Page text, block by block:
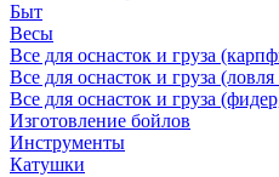
Быт
Весы
Все для оснасток и груза
Все для оснасток и груза
Все для оснасток и груза
Изготовление бойлов
Инструменты
Катушки